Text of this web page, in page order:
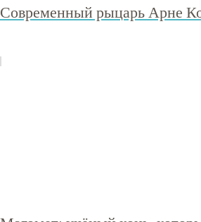
Современный рыцарь Арне